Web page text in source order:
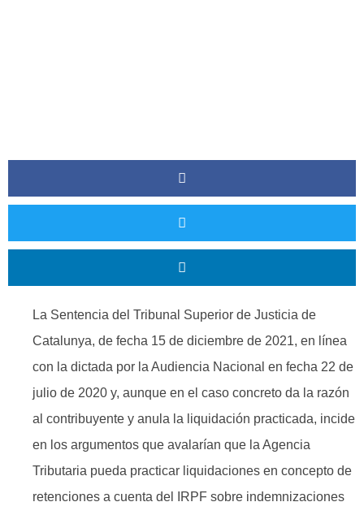
La Sentencia del Tribunal Superior de Justicia de
Catalunya, de fecha 15 de diciembre de 2021, en línea
con la dictada por la Audiencia Nacional en fecha 22 de
julio de 2020 y, aunque en el caso concreto da la razón
al contribuyente y anula la liquidación practicada, incide
en los argumentos que avalarían que la Agencia
Tributaria pueda practicar liquidaciones en concepto de
retenciones a cuenta del IRPF sobre indemnizaciones